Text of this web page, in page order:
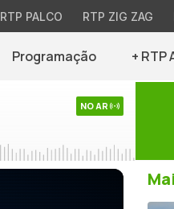
RTP PALCO RTP ZIG ZAG
Programação + RTP
NO AR